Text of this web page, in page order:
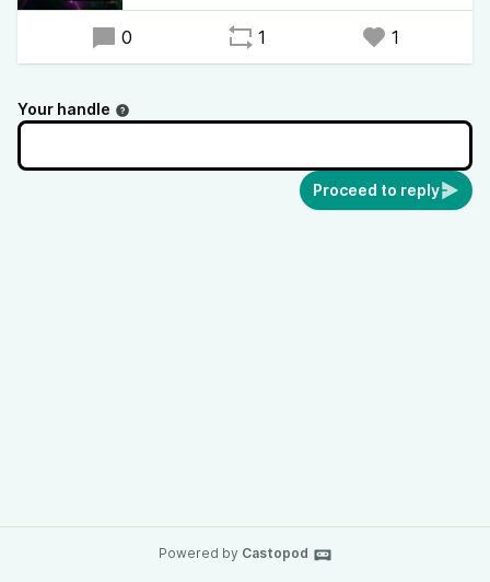
0 1 1
Your handle
Proceed to reply
Powered by Castopod